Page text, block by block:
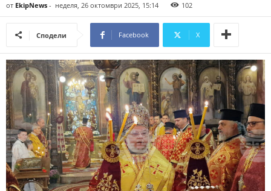
от EkipNews - неделя, 26 октомври 2025, 15:14 102
Сподели Facebook X